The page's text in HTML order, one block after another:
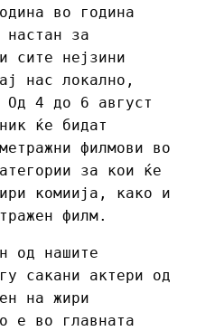
во година
настан за
сите нејзини
нас локално,
Од 4 до 6 август
ќе бидат
филмови во
за кои ќе
комиија, како и
филм.
од нашите
сакани актери од
на жири
е во главната